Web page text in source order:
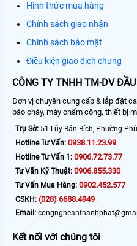
Hình thức mua hàng
Chính sách giao nhận
Chính sách bảo mật
Điều kiện giao dịch chung
CÔNG TY TNHH TM-DV
Đơn vị chuyên cung cấp & lắp đặt
báo cháy, máy chấm công, thiết bị
Trụ Sở: 51 Lũy Bán Bích, Phường
Hotline Tư Vấn: 0938.11.23.99
Hotline Tư Vấn 1: 0906.72.73.77
Tư Vấn Kỹ Thuật: 0906.855.330
Tư Vấn Mua Hàng: 0902.452.577
CSKH: (028) 6688.4949
Email:
Kết nối với chúng tôi